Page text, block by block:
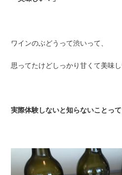
ワインのぶどうって渋いって、
思ってたけどしっかり甘くて美味し
実際体験しないと知らないことっ